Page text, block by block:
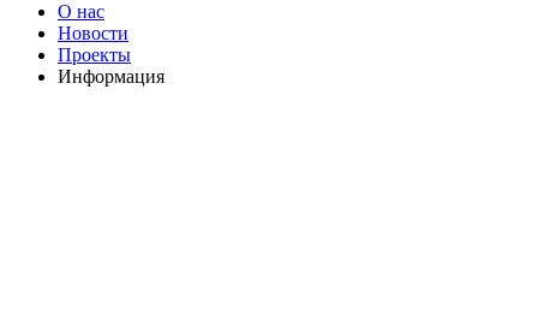
О нас
Новости
Проекты
Информация